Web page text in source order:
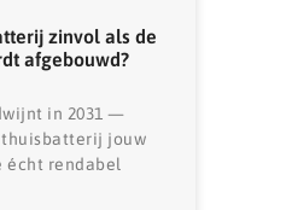
zinvol als de
afgebouwd?
in 2031 —
jouw
écht rendabel